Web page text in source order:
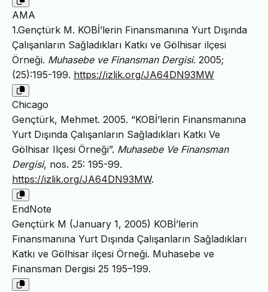
AMA
1.Gençtürk M. KOBİ’lerin Finansmanına Yurt Dışında
Çalışanların Sağladıkları Katkı ve Gölhisar ilçesi
Örneği. Muhasebe ve Finansman Dergisi. 2005;
(25):195-199. https://izlik.org/JA64DN93MW
Chicago
Gençtürk, Mehmet. 2005. “KOBİ’lerin Finansmanına
Yurt Dışında Çalışanların Sağladıkları Katkı Ve
Gölhisar Ilçesi Örneği”. Muhasebe Ve Finansman
Dergisi, nos. 25: 195-99.
https://izlik.org/JA64DN93MW.
EndNote
Gençtürk M (January 1, 2005) KOBİ’lerin
Finansmanına Yurt Dışında Çalışanların Sağladıkları
Katkı ve Gölhisar ilçesi Örneği. Muhasebe ve
Finansman Dergisi 25 195–199.